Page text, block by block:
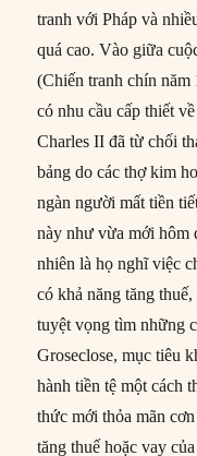
tranh với Pháp và
quá cao. Vào giữa
(Chiến tranh chín
có nhu cầu cấp thiết
Charles II đã từ chối
bảng do các thợ kim
ngàn người mất tiền
này như vừa mới hôm
nhiên là họ nghĩ việc
có khả năng tăng
tuyệt vọng tìm những
Groseclose, mục tiêu
hành tiền tệ một cách
thức mới thỏa mãn
tăng thuế hoặc vay